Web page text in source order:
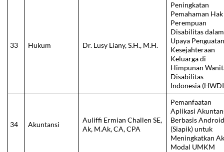
33 Hukum Dr. Lusy Liany, S.H., M.H.
Peningkatan
Pemahaman Hak
Perempuan
Disabilitas dalam
Upaya
Kesejahteraan
Keluarga di
Himpunan
Disabilitas
Indonesia
34 Akuntansi
Auliffi Ermian Challen SE,
Ak, M.Ak, CA, CPA
Pemanfaatan
Aplikasi
Berbasis
(Siapik) untuk
Meningkatkan
Modal UMKM